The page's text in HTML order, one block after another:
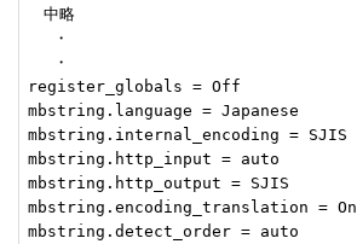
中略
・
・
register_globals = Off
mbstring.language = Japanese
mbstring.internal_encoding = SJIS
mbstring.http_input = auto
mbstring.http_output = SJIS
mbstring.encoding_translation = On
mbstring.detect_order = auto